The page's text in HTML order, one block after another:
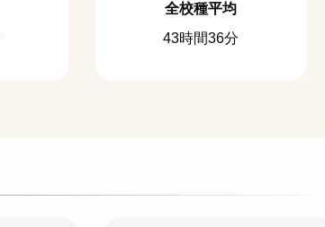
全校種平均
43時間36分